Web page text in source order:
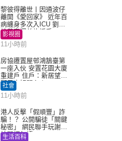
黎彼得離世丨因通波仔
離開《愛回家》 近年百
病纏身多次入ICU 劉鑾
雄黃宗澤曾施援手
影視圈
11小時前
房協遷置屋邨鴻鵠臺第
一座入伙 安置花園大廈
重建戶 住戶：新居望見
獅子山好開心！
社會
11小時前
港人反擊「假順豐」詐
騙！？ 公開騙徒「關鍵
秘密」 網民聯手玩謝：
練習緬甸語
生活百科